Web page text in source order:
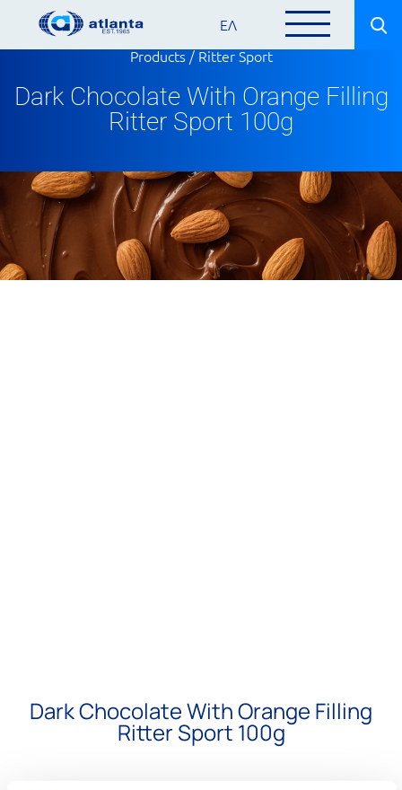
ΕΛ
Products/Ritter Sport
Dark Chocolate With Orange Filling
Ritter Sport 100g
Dark Chocolate With Orange Filling
Ritter Sport 100g